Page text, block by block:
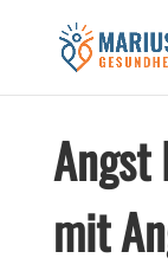
Black
Angst
mit